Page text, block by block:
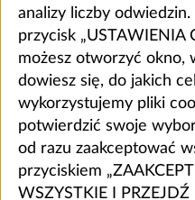
analizy liczby
przycisk „USTAWIENIA
możesz otworzyć okno,
dowiesz się, do jakich
wykorzystujemy pliki
potwierdzić swoje
od razu zaakceptować
przyciskiem
WSZYSTKIE I PRZEJDŹ